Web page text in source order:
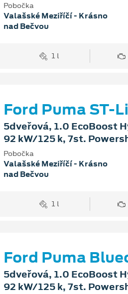
Pobočka
Valašské Meziříčí - Krásno
nad Bečvou
1 l
Ford Puma ST-
5dveřová, 1.0 EcoBoost
92 kW/125 k, 7st.
Pobočka
Valašské Meziříčí - Krásno
nad Bečvou
1 l
Ford Puma
5dveřová, 1.0 EcoBoost
92 kW/125 k, 7st.